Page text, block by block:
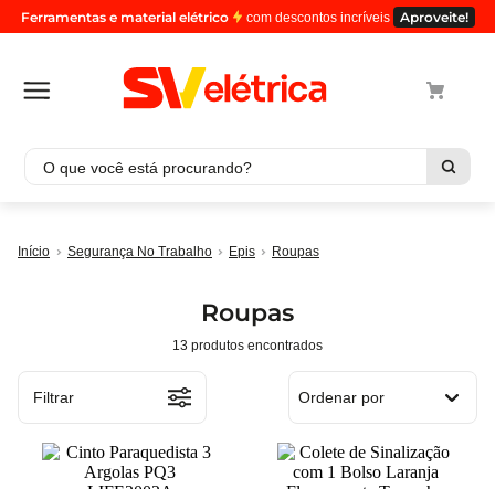
Ferramentas e material elétrico com descontos incríveis Aproveite!
O que você está procurando?
Segurança No Trabalho Epis Roupas
Roupas
13 produtos
Ordenar por
Filtrar
1º cabo
5